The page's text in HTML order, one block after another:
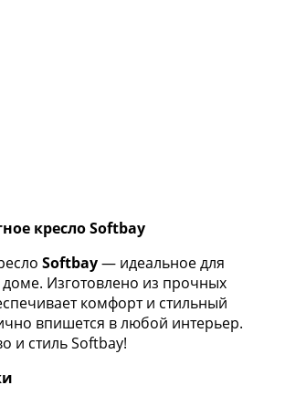
кресло Softbay
Softbay— идеальное для
доме. Изготовлено из прочных
комфорт и стильный
впишется в любой интерьер.
и стиль Softbay!